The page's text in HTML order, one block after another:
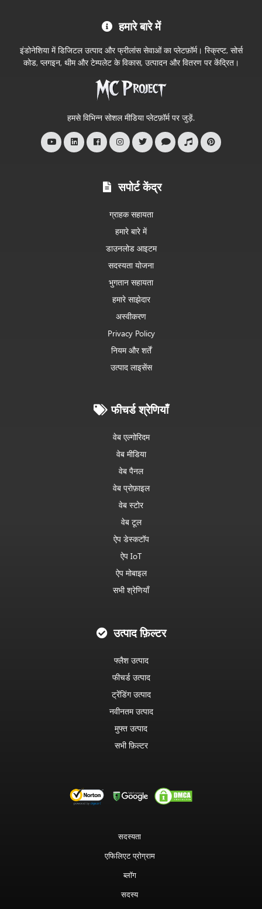
आधिकारिक
हमारे बारे में
इंडोनेशिया में डिजिटल उत्पाद और फ्रीलांस सेवाओं का प्लेटफ़ॉर्म। स्क्रिप्ट, सोर्स
कोड, प्लगइन, थीम और टेम्पलेट के विकास, उत्पादन और वितरण पर केंद्रित।
हमसे विभिन्न सोशल मीडिया प्लेटफ़ॉर्म पर जुड़ें.
सपोर्ट केंद्र
ग्राहक सहायता
हमारे बारे में
डाउनलोड आइटम
सदस्यता योजना
भुगतान सहायता
हमारे साझेदार
अस्वीकरण
Privacy Policy
नियम और शर्तें
उत्पाद लाइसेंस
फीचर्ड श्रेणियाँ
वेब एल्गोरिदम
वेब मीडिया
वेब पैनल
वेब प्रोफ़ाइल
वेब स्टोर
वेब टूल
ऐप डेस्कटॉप
ऐप IoT
ऐप मोबाइल
सभी श्रेणियाँ
उत्पाद फ़िल्टर
फ्लैश उत्पाद
फीचर्ड उत्पाद
ट्रेंडिंग उत्पाद
नवीनतम उत्पाद
मुफ्त उत्पाद
सभी फ़िल्टर
सदस्यता
एफिलिएट प्रोग्राम
ब्लॉग
सदस्य